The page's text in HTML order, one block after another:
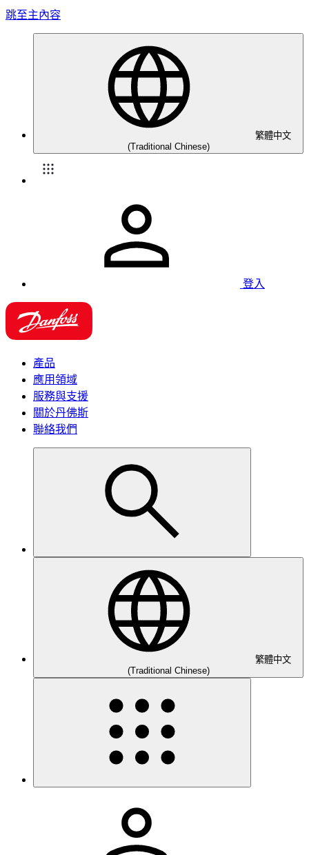
跳至主內容
繁體中文
(Traditional Chinese)
登入
產品
應用領域
服務與支援
關於丹佛斯
聯絡我們
繁體中文
(Traditional Chinese)